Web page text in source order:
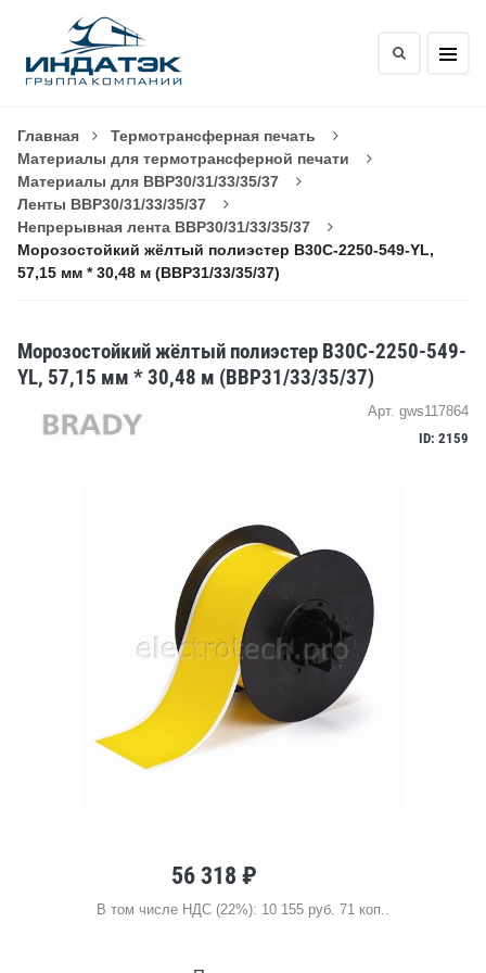
Главная
Термотрансферная печать
Материалы для термотрансферной печати
Материалы для BBP30/31/33/35/37
Ленты BBP30/31/33/35/37
Непрерывная лента BBP30/31/33/35/37
Морозостойкий жёлтый полиэстер B30C-2250-549-YL,
57,15 мм * 30,48 м (BBP31/33/35/37)
Морозостойкий жёлтый полиэстер B30C-2250-549-
YL, 57,15 мм * 30,48 м (BBP31/33/35/37)
Арт. gws117864
ID: 2159
56 318 ₽
В том числе НДС (22%): 10 155 руб. 71 коп..